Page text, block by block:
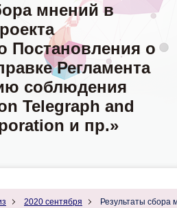
2020 сентября Результаты сбора
мнений в
Постановления о
Регламента
соблюдения
Telegraph and
и пр.»